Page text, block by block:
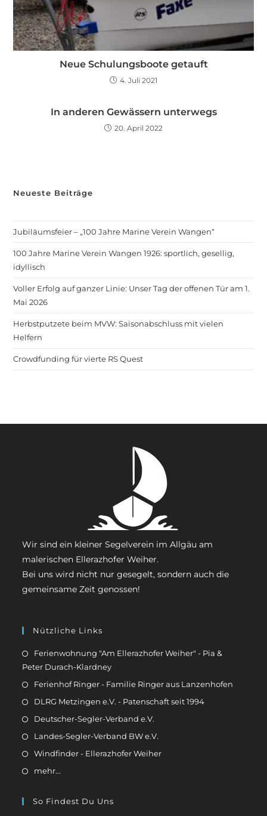
Neue Schulungsboote getauft
4. Juli 2021
In anderen Gewässern unterwegs
20. April 2022
Neueste Beiträge
Jubiläumsfeier – „100 Jahre Marine Verein Wangen“
100 Jahre Marine Verein Wangen 1926: sportlich, gesellig,
idyllisch
Voller Erfolg auf ganzer Linie: Unser Tag der offenen Tür am 1.
Mai 2026
Herbstputzete beim MVW: Saisonabschluss mit vielen
Helfern
Crowdfunding für vierte RS Quest
Wir sind ein kleiner Segelverein im Allgäu am
malerischen Ellerazhofer Weiher.
Bei uns wird nicht nur gesegelt, sondern auch die
gemeinsame Zeit genossen!
Nützliche Links
Ferienwohnung "Am Ellerazhofer Weiher" - Pia &
Peter Durach-Klardney
Ferienhof Ringer - Familie Ringer aus Lanzenhofen
DLRG Metzingen e.V. - Patenschaft seit 1994
Deutscher-Segler-Verband e.V.
Landes-Segler-Verband BW e.V.
Windfinder - Ellerazhofer Weiher
mehr...
So Findest Du Uns